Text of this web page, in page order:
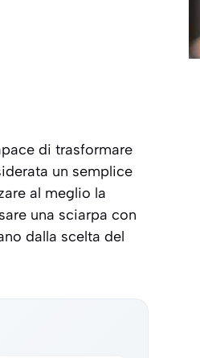
di trasformare
un semplice
al meglio la
una sciarpa con
dalla scelta del